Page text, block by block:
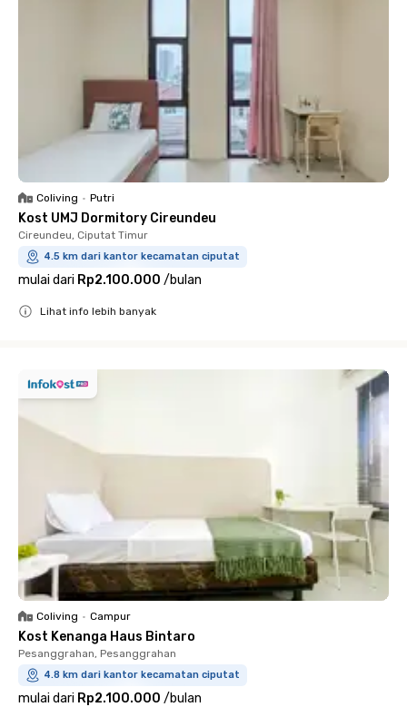
Coliving • Putri
Kost UMJ Dormitory Cireundeu
Cireundeu, Ciputat Timur
4.5 km dari kantor kecamatan ciputat
mulai dari Rp2.100.000 /bulan
Lihat info lebih banyak
Coliving • Campur
Kost Kenanga Haus Bintaro
Pesanggrahan, Pesanggrahan
4.8 km dari kantor kecamatan ciputat
mulai dari Rp2.100.000 /bulan